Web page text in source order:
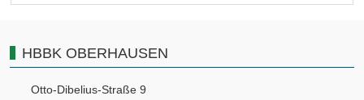
HBBK OBERHAUSEN
Otto-Dibelius-Straße 9